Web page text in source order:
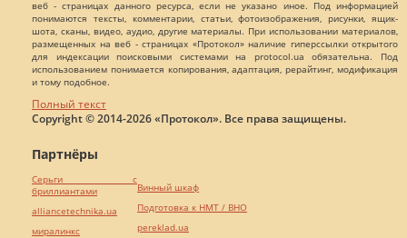
веб - страницах данного ресурса, если не указано иное. Под информацией
понимаются тексты, комментарии, статьи, фотоизображения, рисунки, ящик-
шота, сканы, видео, аудио, другие материалы. При использовании материалов,
размещенных на веб - страницах «Протокол» наличие гиперссылки открытого
для индексации поисковыми системами на protocol.ua обязательна. Под
использованием понимается копирования, адаптация, рерайтинг, модификация
и тому подобное.
Полный текст
Copyright © 2014-2026 «Протокол». Все права защищены.
Партнёры
Серьги с
бриллиантами
alliancetechnika.ua
миралинкс
Винный шкаф
Подготовка к НМТ / ВНО
pereklad.ua